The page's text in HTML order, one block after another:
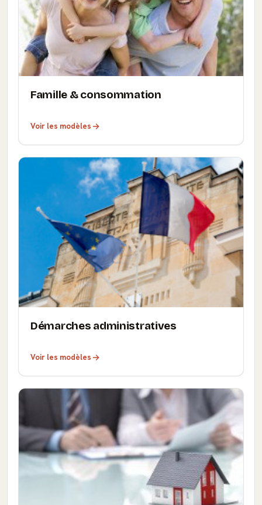
Famille & consommation
Voir les modèles
Démarches administratives
Voir les modèles